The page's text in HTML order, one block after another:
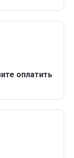
оплатить